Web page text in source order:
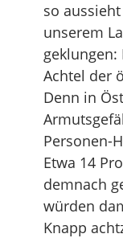
so
unserem
geklungen:
Achtel der
Denn in
Personen-
Etwa 14
demnach
würden
Knapp